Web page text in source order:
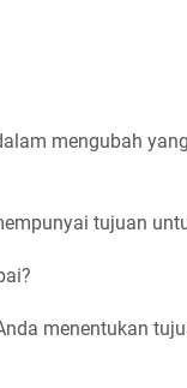
mengubah
tujuan
menentukan